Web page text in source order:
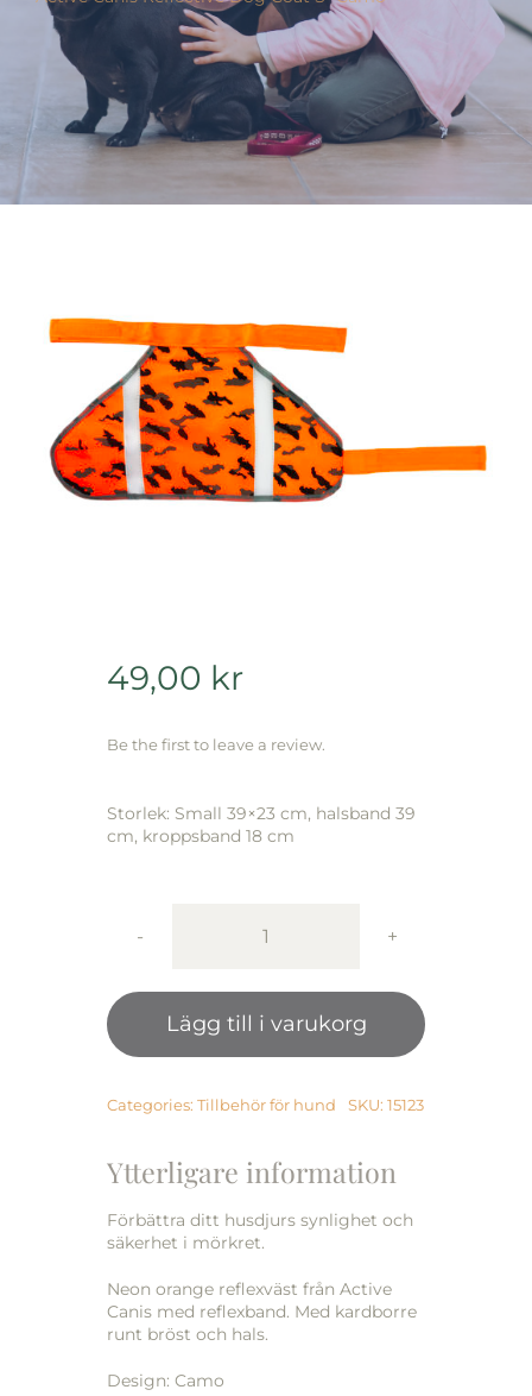
Varumärken
Hand i Tass
49,00 kr
Be the first to leave a review.
Storlek: Small 39×23 cm, halsband 39
cm, kroppsband 18 cm
Active
Dog
Coat
”Camo”
Lägg till i varukorg
Categories: Tillbehör för hund SKU: 15123
Ytterligare information
Förbättra ditt husdjurs synlighet och
säkerhet i mörkret.
Neon orange reflexväst från Active
Canis med reflexband. Med kardborre
runt bröst och hals.
Design: Camo